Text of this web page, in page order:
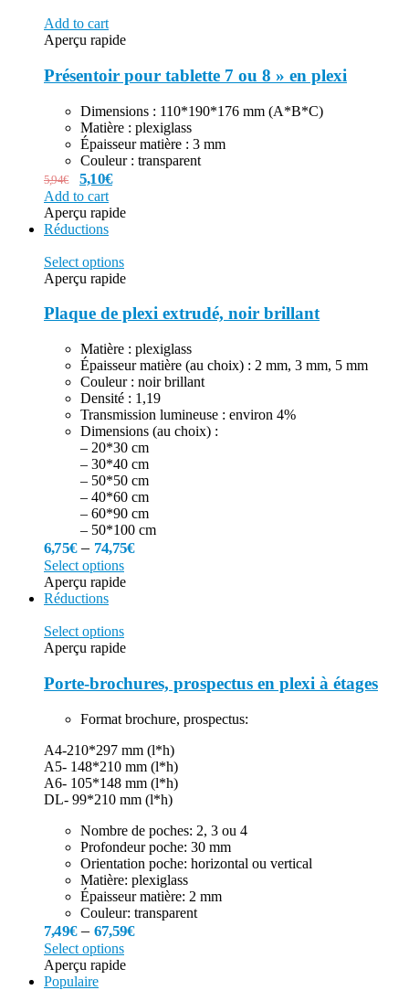
Add to cart
Aperçu rapide
Présentoir pour tablette 7 ou 8 » en plexi
Dimensions : 110*190*176 mm (A*B*C)
Matière : plexiglass
Épaisseur matière : 3 mm
Couleur : transparent
5,94€ 5,10€
Add to cart
Aperçu rapide
Réductions
Select options
Aperçu rapide
Plaque de plexi extrudé, noir brillant
Matière : plexiglass
Épaisseur matière (au choix) : 2 mm, 3 mm, 5 mm
Couleur : noir brillant
Densité : 1,19
Transmission lumineuse : environ 4%
Dimensions (au choix) :
– 20*30 cm
– 30*40 cm
– 50*50 cm
– 40*60 cm
– 60*90 cm
– 50*100 cm
6,75€– 74,75€
Select options
Aperçu rapide
Réductions
Select options
Aperçu rapide
Porte-brochures, prospectus en plexi à étages
Format brochure, prospectus:
A4-210*297 mm (l*h)
A5- 148*210 mm (l*h)
A6- 105*148 mm (l*h)
DL- 99*210 mm (l*h)
Nombre de poches: 2, 3 ou 4
Profondeur poche: 30 mm
Orientation poche: horizontal ou vertical
Matière: plexiglass
Épaisseur matière: 2 mm
Couleur: transparent
7,49€–67,59€
Select options
Aperçu rapide
Populaire